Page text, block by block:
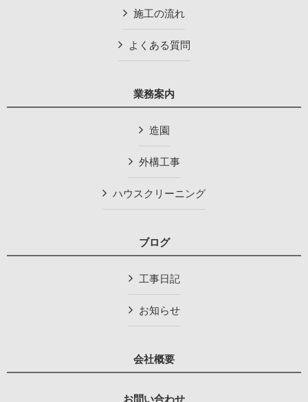
施工の流れ
よくある質問
業務案内
造園
外構工事
ハウスクリーニング
ブログ
工事日記
お知らせ
会社概要
お問い合わせ